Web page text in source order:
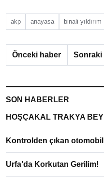
akp anayasa binali yıldırım
Önceki haber Sonraki
SON HABERLER
HOŞÇAKAL TRAKYA
Kontrolden çıkan
Urfa’da Korkutan Gerilim!